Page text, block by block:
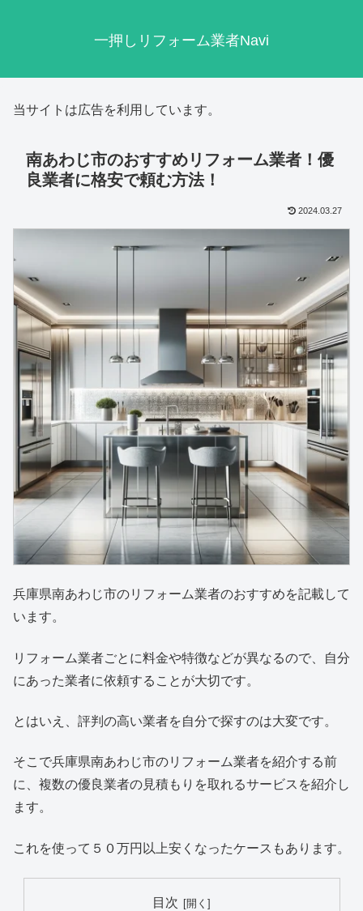
一押しリフォーム業者Navi
当サイトは広告を利用しています。
南あわじ市のおすすめリフォーム業者！優
良業者に格安で頼む方法！
2024.03.27
兵庫県南あわじ市のリフォーム業者のおすすめを記載して
います。
リフォーム業者ごとに料金や特徴などが異なるので、自分
にあった業者に依頼することが大切です。
とはいえ、評判の高い業者を自分で探すのは大変です。
そこで兵庫県南あわじ市のリフォーム業者を紹介する前
に、複数の優良業者の見積もりを取れるサービスを紹介し
ます。
これを使って５０万円以上安くなったケースもあります。
目次